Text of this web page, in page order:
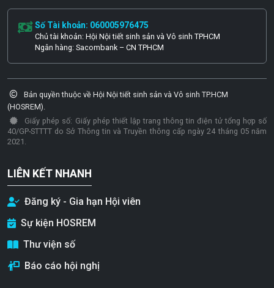
Số Tài khoản: 060005976475
Chủ tài khoản: Hội Nội tiết sinh sản và Vô sinh TPHCM
Ngân hàng: Sacombank – CN TPHCM
Bản quyền thuộc về Hội Nội tiết sinh sản và Vô sinh TP.HCM
(HOSREM).
Giấy phép số: Giấy phép thiết lập trang thông tin điện tử tổng hợp số
40/GP-STTTT do Sở Thông tin và Truyền thông cấp ngày 24 tháng 05 năm
2021.
LIÊN KẾT NHANH
Đăng ký - Gia hạn Hội viên
Sự kiện HOSREM
Thư viện số
Báo cáo hội nghị